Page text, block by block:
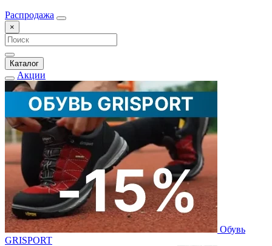
Распродажа
×
Каталог
Акции
Обувь
GRISPORT